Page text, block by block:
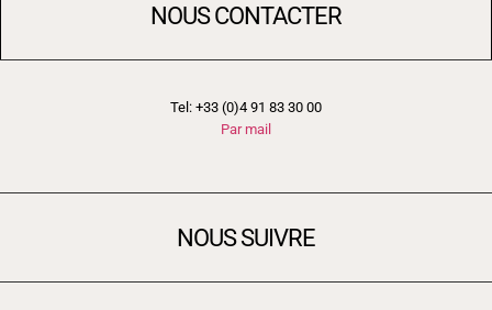
NOUS CONTACTER
Tel: +33 (0)4 91 83 30 00
Par mail
NOUS SUIVRE